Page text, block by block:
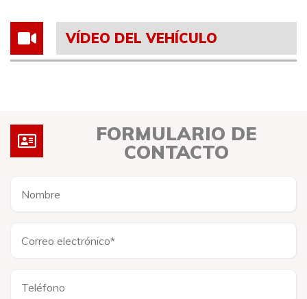
VÍDEO DEL VEHÍCULO
FORMULARIO DE
CONTACTO